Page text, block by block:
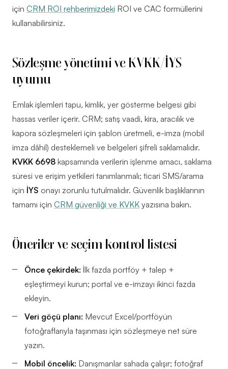
için CRM ROI rehberimizdeki ROI ve CAC formüllerini
kullanabilirsiniz.
Sözleşme yönetimi ve KVKK/İYS
uyumu
Emlak işlemleri tapu, kimlik, yer gösterme belgesi gibi
hassas veriler içerir. CRM; satış vaadi, kira, aracılık ve
kapora sözleşmeleri için şablon üretmeli, e-imza (mobil
imza dâhil) desteklemeli ve belgeleri şifreli saklamalıdır.
KVKK 6698 kapsamında verilerin işlenme amacı, saklama
süresi ve erişim yetkileri tanımlanmalı; ticari SMS/arama
için İYS onayı zorunlu tutulmalıdır. Güvenlik başlıklarının
tamamı için CRM güvenliği ve KVKK yazısına bakın.
Öneriler ve seçim kontrol listesi
Önce çekirdek: İlk fazda portföy + talep +
eşleştirmeyi kurun; portal ve e-imzayı ikinci fazda
ekleyin.
Veri göçü planı: Mevcut Excel/portföyün
fotoğraflarıyla taşınması için sözleşmeye net süre
yazın.
Mobil öncelik: Danışmanlar sahada çalışır; fotoğraf